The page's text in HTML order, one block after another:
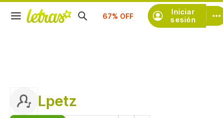
Iniciar
sesión
Suscríbete
Lpetz